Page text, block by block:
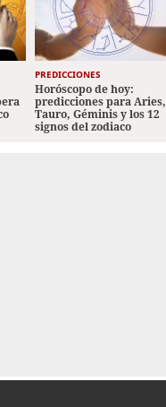
PREDICCIONES
Horóscopo de hoy:
predicciones para Aries,
Tauro, Géminis y los 12
signos del zodiaco